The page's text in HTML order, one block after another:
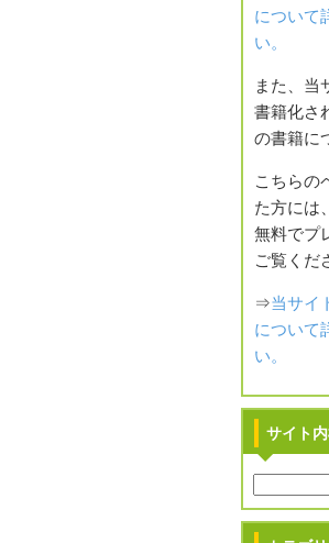
について
い。
また、当
書籍化さ
の書籍に
こちらの
た方には
無料でプ
ご覧くだ
⇒当サイ
について
い。
サイト